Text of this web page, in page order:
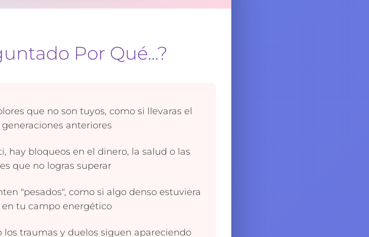
Por Qué...?
que no son tuyos, como si llevaras el
generaciones anteriores
hay bloqueos en el dinero, la salud o las
que no logras superar
"pesados", como si algo denso estuviera
en tu campo energético
los traumas y duelos siguen apareciendo